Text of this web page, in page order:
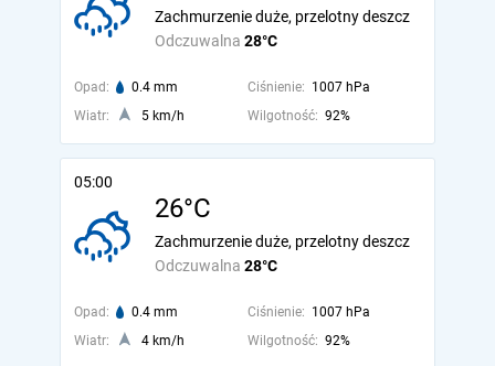
Odczuwalna 28°C
Zachmurzenie duże, przelotny deszcz
Opad: 0.4 mm Ciśnienie: 1007 hPa
Wiatr:
5 km/h Wilgotność: 92%
05:00
26°C
Odczuwalna 28°C
Zachmurzenie duże, przelotny deszcz
Opad: 0.4 mm Ciśnienie: 1007 hPa
Wiatr:
4 km/h Wilgotność: 92%